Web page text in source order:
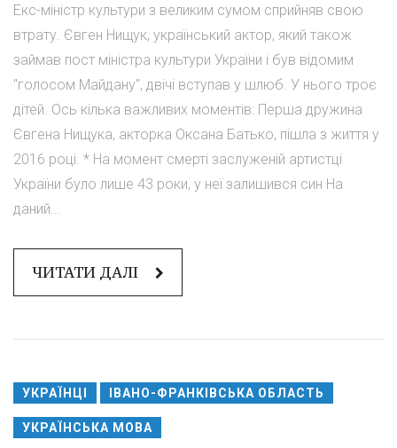
Екс-міністр культури з великим сумом сприйняв свою
втрату. Євген Нищук, український актор, який також
займав пост міністра культури України і був відомим
"голосом Майдану", двічі вступав у шлюб. У нього троє
дітей. Ось кілька важливих моментів: Перша дружина
Євгена Нищука, акторка Оксана Батько, пішла з життя у
2016 році. * На момент смерті заслуженій артистці
України було лише 43 роки, у неї залишився син На
даний...
ЧИТАТИ ДАЛІ
УКРАЇНЦІ ІВАНО-ФРАНКІВСЬКА ОБЛАСТЬ
УКРАЇНСЬКА МОВА